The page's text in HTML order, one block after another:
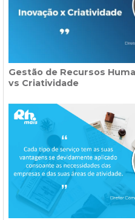
Gestão de Recursos
vs Criatividade